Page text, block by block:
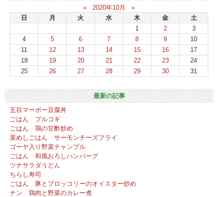
«
2020年10月
»
日
月 火 水 木 金
土
1
2
3
4
5 6 7 8 9
10
11
12 13 14 15 16
17
18
19 20 21 22 23
24
25
26 27 28 29 30 31
最新の記事
五目マーボー豆腐丼
ごはん プルコギ
ごはん 鶏の甘酢炒め
菜めしごはん サーモンチーズフライ
ゴーヤ入り野菜チャンプル
ごはん 和風おろしハンバーグ
ツナサラダうどん
ちらし寿司
ごはん 豚とブロッコリーのオイスター炒め
ナン 鶏肉と野菜のカレー煮